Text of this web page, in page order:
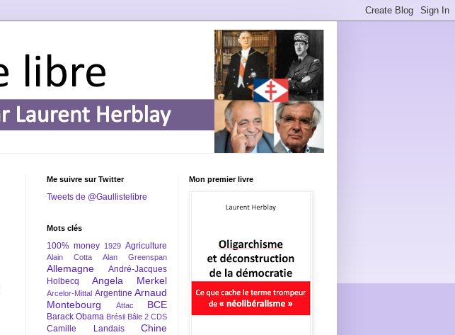
Me suivre sur Twitter
Tweets de @Gaullistelibre
Mots clés
100% money 1929 Agriculture
Alain Cotta Alan Greenspan
Allemagne
André-Jacques
Holbecq
Angela Merkel
Arcelor-Mittal Argentine Arnaud
Montebourg
Attac BCE
Barack Obama Brésil Bâle 2 CDS
Camille Landais Chine
Mon premier livre